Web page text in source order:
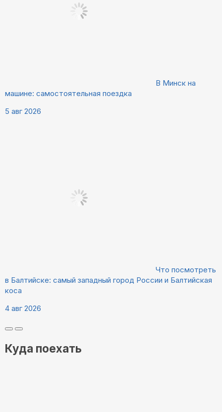
В Минск на
машине: самостоятельная поездка
5 авг 2026
Что посмотреть
в Балтийске: самый западный город России и Балтийская
коса
4 авг 2026
Куда поехать